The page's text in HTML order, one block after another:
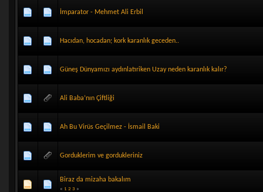
İmparator - Mehmet Ali Erbil
Hacıdan, hocadan; kork karanlık geceden..
Güneş Dünyamızı aydınlatıriken Uzay neden karanlık kalır?
Ali Baba’nın Çiftliği
Ah Bu Virüs Geçilmez - İsmail Baki
Gorduklerim ve gordukleriniz
Biraz da mizaha bakalım
« 1 2 3»